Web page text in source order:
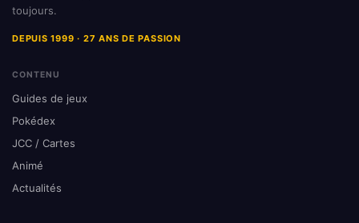
toujours.
DEPUIS 1999 · 27 ANS DE PASSION
CONTENU
Guides de jeux
Pokédex
JCC / Cartes
Animé
Actualités